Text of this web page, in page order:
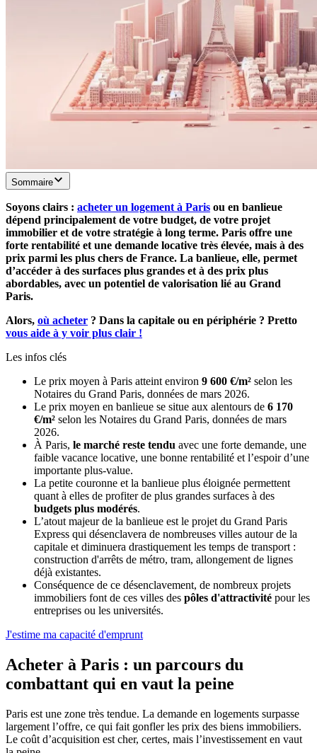
Sommaire
Soyons clairs : acheter un logement à Paris ou en banlieue
dépend principalement de votre budget, de votre projet
immobilier et de votre stratégie à long terme. Paris offre une
forte rentabilité et une demande locative très élevée, mais à des
prix parmi les plus chers de France. La banlieue, elle, permet
d’accéder à des surfaces plus grandes et à des prix plus
abordables, avec un potentiel de valorisation lié au Grand
Paris.
Alors, où acheter ? Dans la capitale ou en périphérie ? Pretto
vous aide à y voir plus clair !
Les infos clés
Le prix moyen à Paris atteint environ 9 600 €/m² selon les
Notaires du Grand Paris, données de mars 2026.
Le prix moyen en banlieue se situe aux alentours de 6 170
€/m² selon les Notaires du Grand Paris, données de mars
2026.
À Paris, le marché reste tendu avec une forte demande, une
faible vacance locative, une bonne rentabilité et l’espoir d’une
importante plus-value.
La petite couronne et la banlieue plus éloignée permettent
quant à elles de profiter de plus grandes surfaces à des
budgets plus modérés.
L’atout majeur de la banlieue est le projet du Grand Paris
Express qui désenclavera de nombreuses villes autour de la
capitale et diminuera drastiquement les temps de transport :
construction d'arrêts de métro, tram, allongement de lignes
déjà existantes.
Conséquence de ce désenclavement, de nombreux projets
immobiliers font de ces villes des pôles d'attractivité pour les
entreprises ou les universités.
J'estime ma capacité d'emprunt
Acheter à Paris : un parcours du
combattant qui en vaut la peine
Paris est une zone très tendue. La demande en logements surpasse
largement l’offre, ce qui fait gonfler les prix des biens immobiliers.
Le coût d’acquisition est cher, certes, mais l’investissement en vaut